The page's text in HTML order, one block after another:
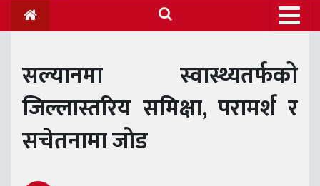
सल्यानमा स्वास्थ्यतर्फको
जिल्लास्तरिय समिक्षा, परामर्श र
सचेतनामा जोड